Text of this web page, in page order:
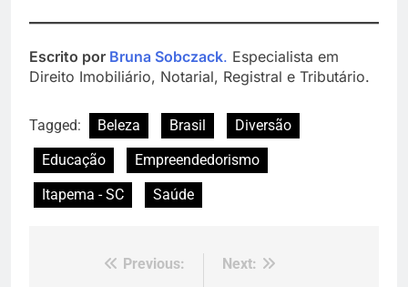
Escrito por Bruna Sobczack. Especialista em
Direito Imobiliário, Notarial, Registral e Tributário.
Tagged: Beleza Brasil
Diversão
Educação
Empreendedorismo
Itapema - SC
Saúde
Navegação
Previous:
Next: